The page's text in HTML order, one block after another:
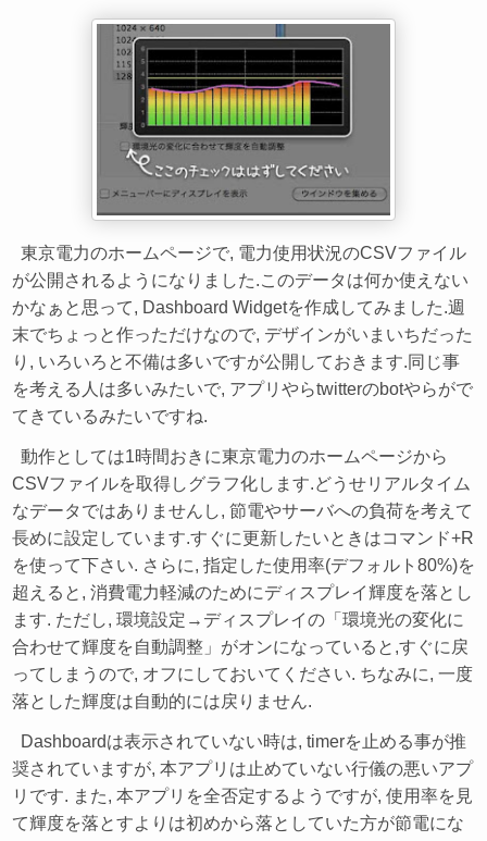
東京電力のホームページで, 電力使用状況のCSVファイル
が公開されるようになりました.このデータは何か使えない
かなぁと思って, Dashboard Widgetを作成してみました.週
末でちょっと作っただけなので, デザインがいまいちだった
り, いろいろと不備は多いですが公開しておきます.同じ事
を考える人は多いみたいで, アプリやらtwitterのbotやらがで
てきているみたいですね.
動作としては1時間おきに東京電力のホームページから
CSVファイルを取得しグラフ化します.どうせリアルタイム
なデータではありませんし, 節電やサーバへの負荷を考えて
長めに設定しています.すぐに更新したいときはコマンド+R
を使って下さい. さらに, 指定した使用率(デフォルト80%)を
超えると, 消費電力軽減のためにディスプレイ輝度を落とし
ます. ただし, 環境設定→ディスプレイの「環境光の変化に
合わせて輝度を自動調整」がオンになっていると,すぐに戻
ってしまうので, オフにしておいてください. ちなみに, 一度
落とした輝度は自動的には戻りません.
Dashboardは表示されていない時は, timerを止める事が推
奨されていますが, 本アプリは止めていない行儀の悪いアプ
リです. また, 本アプリを全否定するようですが, 使用率を見
て輝度を落とすよりは初めから落としていた方が節電にな